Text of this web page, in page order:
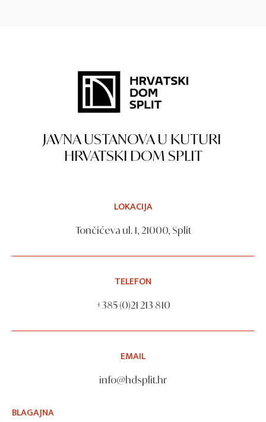
JAVNA USTANOVA U KUTURI
HRVATSKI DOM SPLIT
LOKACIJA
Tončićeva ul. 1, 21000, Split
TELEFON
+385 (0)21 213 810
EMAIL
info@hdsplit.hr
BLAGAJNA